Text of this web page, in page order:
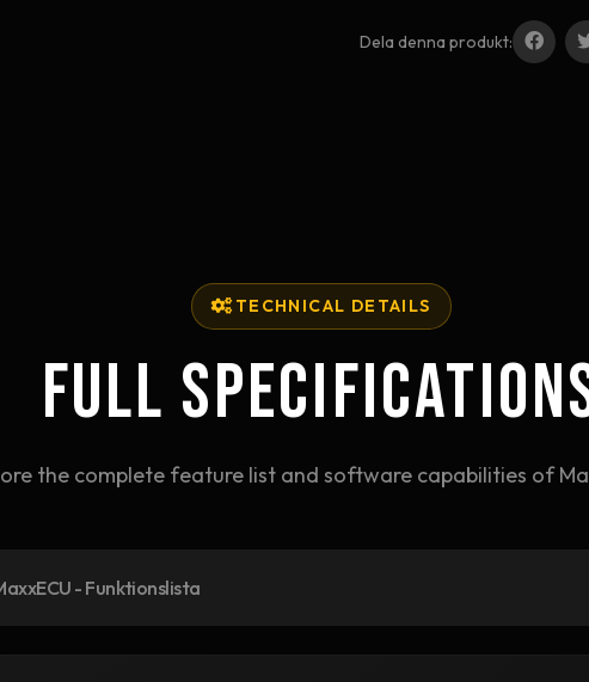
Dela denna produkt:
TECHNICAL DETAILS
FULL
the complete feature list and software capabilities of
- Funktionslista